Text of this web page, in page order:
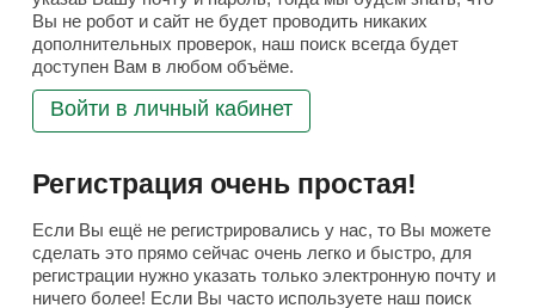
Вы не робот и сайт не будет проводить никаких
дополнительных проверок, наш поиск всегда будет
доступен Вам в любом объёме.
Войти в личный кабинет
Регистрация очень простая!
Если Вы ещё не регистрировались у нас, то Вы можете
сделать это прямо сейчас очень легко и быстро, для
регистрации нужно указать только электронную почту и
ничего более! Если Вы часто используете наш поиск